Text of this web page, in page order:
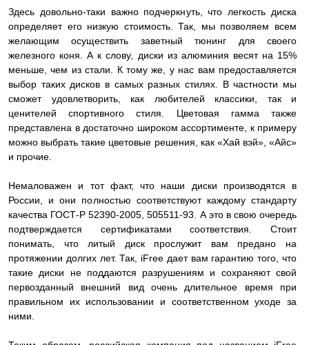
Здесь довольно-таки важно подчеркнуть, что легкость диска
определяет его низкую стоимость. Так, мы позволяем всем
желающим осуществить заветный тюнинг для своего
железного коня. А к слову, диски из алюминия весят на 15%
меньше, чем из стали. К тому же, у нас вам предоставляется
выбор таких дисков в самых разных стилях. В частности мы
сможет удовлетворить, как любителей классики, так и
ценителей спортивного стиля. Цветовая гамма также
представлена в достаточно широком ассортименте, к примеру
можно выбрать такие цветовые решения, как «Хай вэй», «Айс»
и прочие.
Немаловажен и тот факт, что наши диски производятся в
России, и они полностью соответствуют каждому стандарту
качества ГОСТ-Р 52390-2005, 505511-93. А это в свою очередь
подтверждается сертификатами соответствия. Стоит
понимать, что литый диск прослужит вам предано на
протяжении долгих лет. Так, iFree дает вам гарантию того, что
такие диски не поддаются разрушениям и сохраняют свой
первозданный внешний вид очень длительное время при
правильном их использовании и соответственном уходе за
ними.